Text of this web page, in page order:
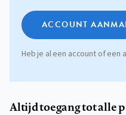
ACCOUNT
Heb je al een account of een
Altijd toegang tot alle